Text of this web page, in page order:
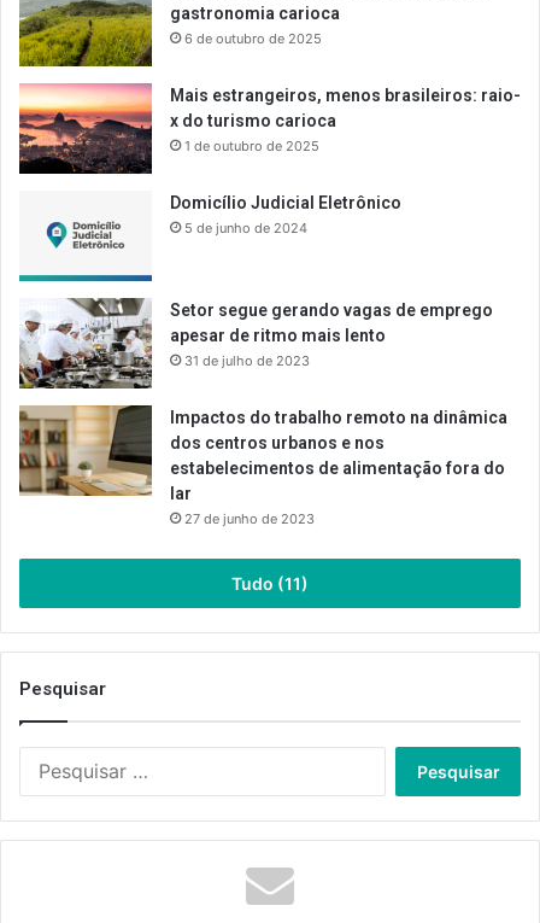
gastronomia carioca
6 de outubro de 2025
Mais estrangeiros, menos brasileiros: raio-
x do turismo carioca
1 de outubro de 2025
Domicílio Judicial Eletrônico
5 de junho de 2024
Setor segue gerando vagas de emprego
apesar de ritmo mais lento
31 de julho de 2023
Impactos do trabalho remoto na dinâmica
dos centros urbanos e nos
estabelecimentos de alimentação fora do
lar
27 de junho de 2023
Tudo (11)
Pesquisar